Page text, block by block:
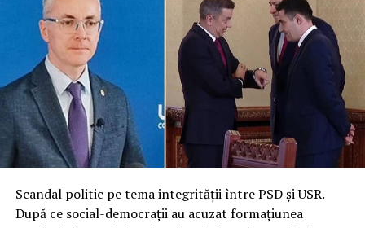
Scandal politic pe tema integrității între PSD și USR.
După ce social-democrații au acuzat formațiunea